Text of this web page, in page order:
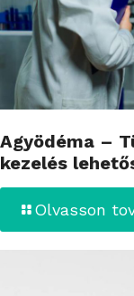
Agyödéma –
kezelés
Olvasson